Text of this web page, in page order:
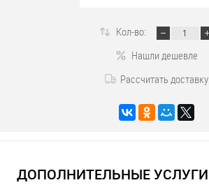
Кол-во:
Нашли дешевле
Рассчитать доставку
ДОПОЛНИТЕЛЬНЫЕ УСЛУГИ